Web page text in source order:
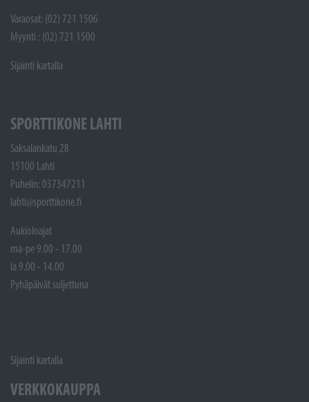
Varaosat: (02) 721 1506
Myynti : (02) 721 1500
Sijainti kartalla
SPORTTIKONE LAHTI
Saksalankatu 28
15100 Lahti
Puhelin: 037347211
lahti@sporttikone.fi
Aukioloajat
ma-pe 9.00 - 17.00
la 9.00 - 14.00
Pyhäpäivät suljettuna
Sijainti kartalla
VERKKOKAUPPA